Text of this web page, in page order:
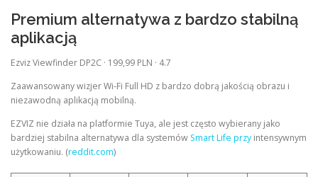
Premium alternatywa z bardzo stabilną
aplikacją
Ezviz Viewfinder DP2C · 199,99 PLN · 4.7
Zaawansowany wizjer Wi‑Fi Full HD z bardzo dobrą jakością obrazu i
niezawodną aplikacją mobilną.
EZVIZ nie działa na platformie Tuya, ale jest często wybierany jako
bardziej stabilna alternatywa dla systemów Smart Life przy intensywnym
użytkowaniu. (reddit.com)